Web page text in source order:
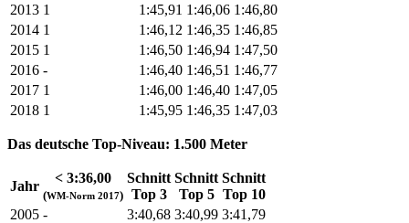
2013 1 1:45,91 1:46,06 1:46,80
2014 1 1:46,12 1:46,35 1:46,85
2015 1 1:46,50 1:46,94 1:47,50
2016 - 1:46,40 1:46,51 1:46,77
2017 1 1:46,00 1:46,40 1:47,05
2018 1 1:45,95 1:46,35 1:47,03
Das deutsche Top-Niveau: 1.500 Meter
Jahr
< 3:36,00
(WM-Norm 2017)
Schnitt
Top 3
Schnitt
Top 5
Schnitt
Top 10
2005 - 3:40,68 3:40,99 3:41,79